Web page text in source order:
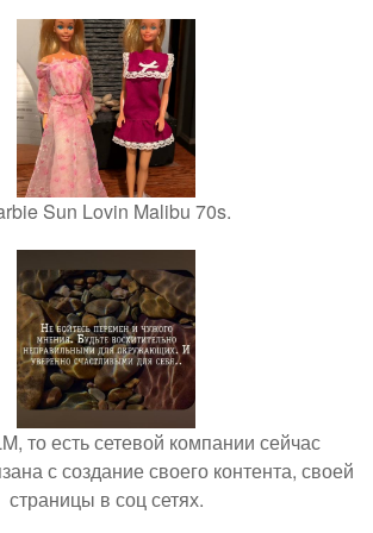
Sun Lovin Malibu 70s.
то есть сетевой компании сейчас
с создание своего контента, своей
страницы в соц сетях.